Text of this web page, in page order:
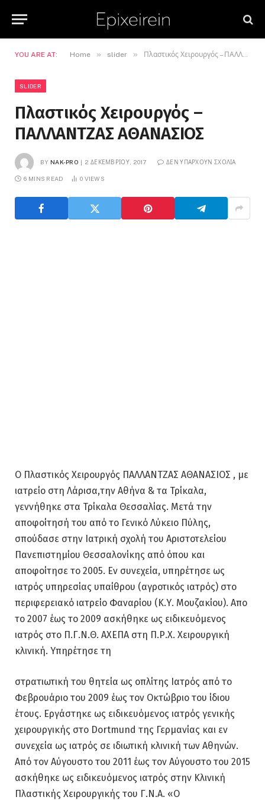
YOU ARE AT: Home » slider » Πλαστικός Χειρουργός – ΠΑΛΛΑΝΤΖΑΣ ΑΘΑΝΑΣΙΟΣ
SLIDER
Πλαστικός Χειρουργός –
ΠΑΛΛΑΝΤΖΑΣ ΑΘΑΝΑΣΙΟΣ
BY NAK-PRO 2 ΔΕΚΕΜΒΡΊΟΥ, 2017 ΔΕΝ ΥΠΆΡΧΟΥΝ ΣΧΌΛΙΑ
6 MINS READ 0 VIEWS
Ο Πλαστικός Χειρουργός ΠΑΛΛΑΝΤΖΑΣ ΑΘΑΝΑΣΙΟΣ , με
ιατρείο στη Λάρισα,την Αθήνα & τα Τρίκαλα,
γεννήθηκε στα Τρίκαλα Θεσσαλίας. Μετά την
αποφοίτησή του από το Γενικό Λύκειο Πύλης,
σπούδασε στην Ιατρική σχολή του Αριστοτελείου
Πανεπιστημίου Θεσσαλονίκης από όπου και
αποφοίτησε το 2005. Εν συνεχεία, υπηρέτησε ως
ιατρός υπηρεσίας υπαίθρου (αγροτικός ιατρός) στο
περιφερειακό ιατρείο Φαναρίου (Κ.Υ. Μουζακίου). Απο
το 2007 έως το 2009 ασκήθηκε ως ειδικευόμενος
ιατρός στο Π.Γ.Ν.Θ. ΑΧΕΠΑ στη Π.Ρ.Χ. Χειρουργική
κλινική. Υπηρέτησε τη
στρατιωτική του θητεία ως οπλίτης Ιατρός από το
Φεβρουάριο του 2009 έως τον Οκτώβριο του ίδιου
έτους. Εργάστηκε ως ειδικευόμενος ιατρός γενικής
χειρουργικής στο Dortmund της Γερμανίας και εν
συνεχεία ως ιατρός σε ιδιωτική κλινική των Αθηνών.
Από τον Αύγουστο του 2011 έως τον Αύγουστο του 2015
ασκήθηκε ως ειδικευόμενος ιατρός στην Κλινική
Πλαστικής Χειρουργικής του Γ.Ν.Α. «Ο